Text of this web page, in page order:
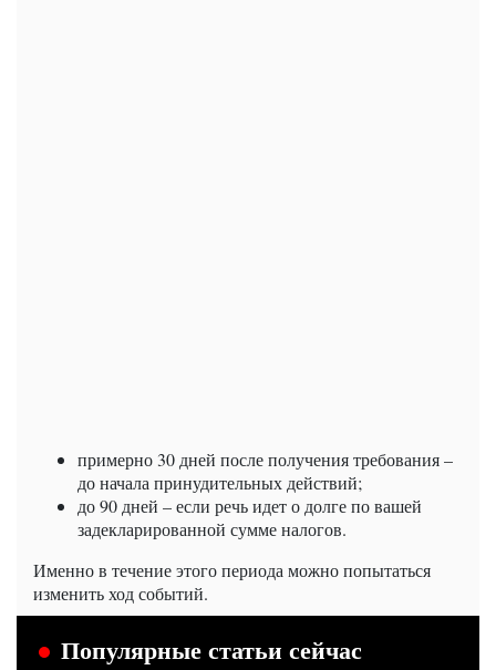
примерно 30 дней после получения требования –
до начала принудительных действий;
до 90 дней – если речь идет о долге по вашей
задекларированной сумме налогов.
Именно в течение этого периода можно попытаться
изменить ход событий.
Популярные статьи сейчас